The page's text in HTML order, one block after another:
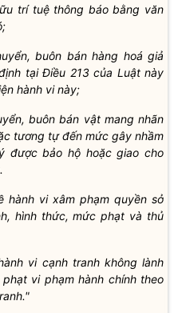
trí tuệ thông báo bằng văn
buôn bán hàng hoá giả
tại Điều 213 của Luật này
hành vi này;
buôn bán vật mang nhãn
tương tự đến mức gây nhầm
được bảo hộ hoặc giao cho
hành vi xâm phạm quyền sở
hình thức, mức phạt và thủ
vi cạnh tranh không lành
vi phạm hành chính theo